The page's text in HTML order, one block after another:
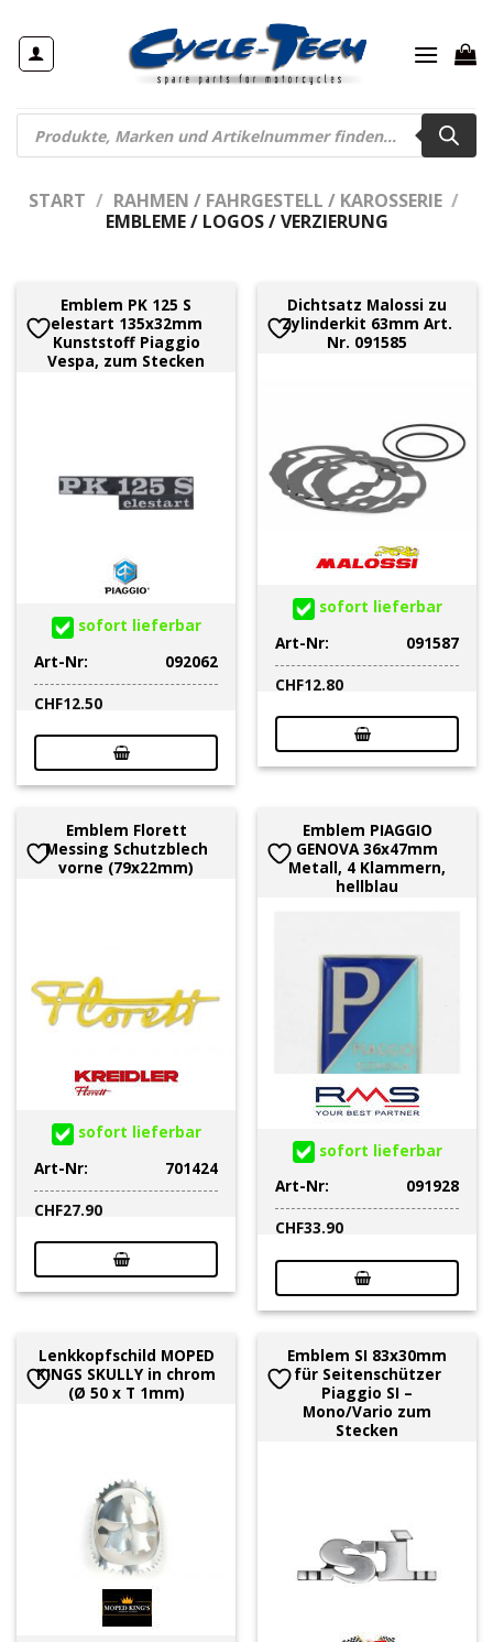
Inhalt
springen
Products
search
START / RAHMEN / FAHRGESTELL / KAROSSERIE /
EMBLEME / LOGOS / VERZIERUNG
Emblem PK 125 S
elestart 135x32mm
Kunststoff Piaggio
Vespa, zum Stecken
sofort lieferbar
Art-Nr:
092062
CHF12.50
Dichtsatz Malossi zu
Zylinderkit 63mm Art.
Nr. 091585
sofort lieferbar
Art-Nr:
091587
CHF12.80
Emblem Florett
Messing Schutzblech
vorne (79x22mm)
sofort lieferbar
Art-Nr:
701424
CHF27.90
Emblem PIAGGIO
GENOVA 36x47mm
Metall, 4 Klammern,
hellblau
sofort lieferbar
Art-Nr:
091928
CHF33.90
Lenkkopfschild MOPED
KINGS SKULLY in chrom
(Ø 50 x T 1mm)
Emblem SI 83x30mm
für Seitenschützer
Piaggio SI –
Mono/Vario zum
Stecken